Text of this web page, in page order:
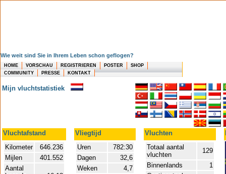
Wie weit sind Sie in Ihrem Leben schon geflogen?
HOME VORSCHAU REGISTRIEREN POSTER
SHOP
COMMUNITY
PRESSE KONTAKT
Mijn vluchtstatistiek
Vluchtafstand Vliegtijd Vluchten
Kilometer
646.236
Mijlen
401.552
Aantal
Uren
782:30
Dagen
32,6
Weken
4,7
Totaal aantal
vluchten
129
Binnenlands
1